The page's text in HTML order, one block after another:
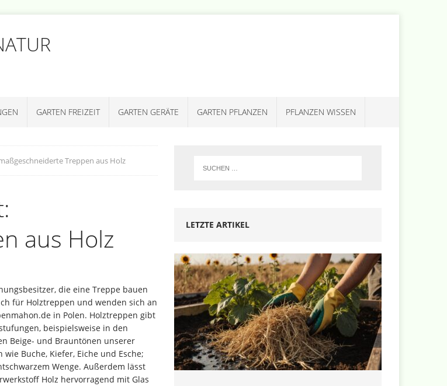
GARTEN FREIZEIT GARTEN GERÄTE GARTEN PFLANZEN PFLANZEN WISSEN
Treppen aus Holz
aus Holz
die eine Treppe bauen
für Holztreppen und wenden sich an
in Polen. Holztreppen gibt
beispielsweise in den
Beige- und Brauntönen unserer
Buche, Kiefer, Eiche und Esche;
Wenge. Außerdem lässt
Holz hervorragend mit Glas
LETZTE ARTIKEL